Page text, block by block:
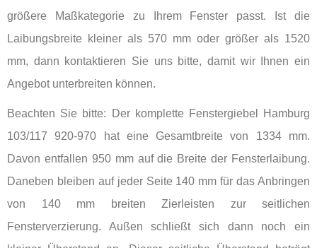
größere Maßkategorie zu Ihrem Fenster passt. Ist die
Laibungsbreite kleiner als 570 mm oder größer als 1520
mm, dann kontaktieren Sie uns bitte, damit wir Ihnen ein
Angebot unterbreiten können.
Beachten Sie bitte: Der komplette Fenstergiebel Hamburg
103/117 920-970 hat eine Gesamtbreite von 1334 mm.
Davon entfallen 950 mm auf die Breite der Fensterlaibung.
Daneben bleiben auf jeder Seite 140 mm für das Anbringen
von 140 mm breiten Zierleisten zur seitlichen
Fensterverzierung. Außen schließt sich dann noch ein